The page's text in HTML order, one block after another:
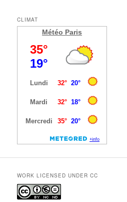
CLIMAT
Météo Paris
WORK LICENSED UNDER CC